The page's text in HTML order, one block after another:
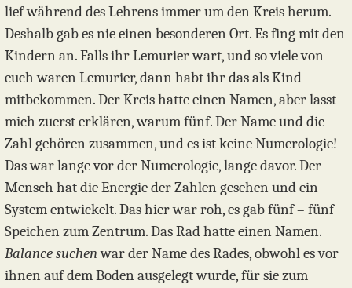
lief während des Lehrens immer um den Kreis herum.
Deshalb gab es nie einen besonderen Ort. Es fing mit den
Kindern an. Falls ihr Lemurier wart, und so viele von
euch waren Lemurier, dann habt ihr das als Kind
mitbekommen. Der Kreis hatte einen Namen, aber lasst
mich zuerst erklären, warum fünf. Der Name und die
Zahl gehören zusammen, und es ist keine Numerologie!
Das war lange vor der Numerologie, lange davor. Der
Mensch hat die Energie der Zahlen gesehen und ein
System entwickelt. Das hier war roh, es gab fünf – fünf
Speichen zum Zentrum. Das Rad hatte einen Namen.
Balance suchenwar der Name des Rades, obwohl es vor
ihnen auf dem Boden ausgelegt wurde, für sie zum